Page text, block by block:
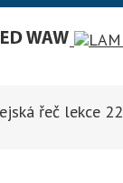
řeč lekce 22